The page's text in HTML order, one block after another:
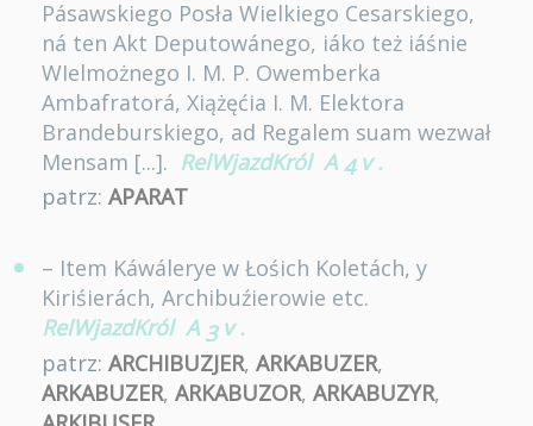
Pásawskiego Posła Wielkiego Cesarskiego,
ná ten Akt Deputowánego, iáko też iáśnie
WIelmożnego I. M. P. Owemberka
Ambafratorá, Xiążęćia I. M. Elektora
Brandeburskiego, ad Regalem suam wezwał
Mensam [...]. RelWjazdKról A 4 v .
patrz: APARAT
– Item Káwálerye w Łośich Koletách, y
Kiriśierách, Archibuźierowie etc.
RelWjazdKról A 3 v .
patrz: ARCHIBUZJER, ARKABUZER,
ARKABUZER, ARKABUZOR, ARKABUZYR,